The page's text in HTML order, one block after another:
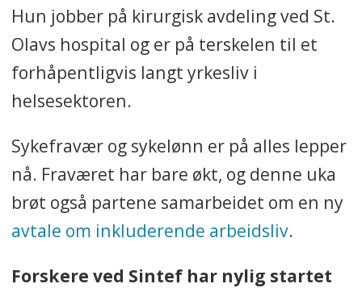
Hun jobber på kirurgisk avdeling ved St.
Olavs hospital og er på terskelen til et
forhåpentligvis langt yrkesliv i
helsesektoren.
Sykefravær og sykelønn er på alles lepper
nå. Fraværet har bare økt, og denne uka
brøt også partene samarbeidet om en ny
avtale om inkluderende arbeidsliv.
Forskere ved Sintef har nylig startet